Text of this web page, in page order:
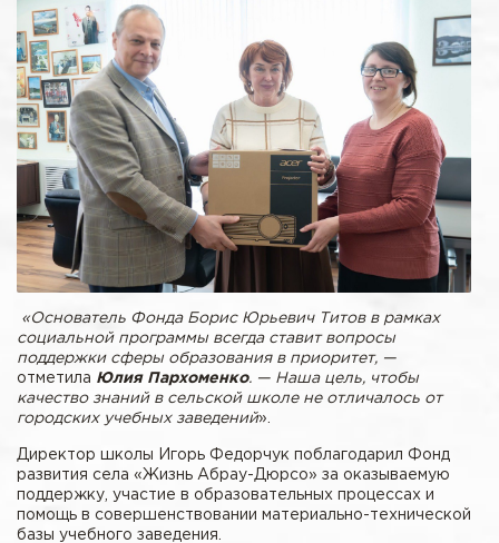
«Основатель Фонда Борис Юрьевич Титов в рамках
социальной программы всегда ставит вопросы
поддержки сферы образования в приоритет, —
отметила Юлия Пархоменко. — Наша цель, чтобы
качество знаний в сельской школе не отличалось от
городских учебных заведений».
Директор школы Игорь Федорчук поблагодарил Фонд
развития села «Жизнь Абрау-Дюрсо» за оказываемую
поддержку, участие в образовательных процессах и
помощь в совершенствовании материально-технической
базы учебного заведения.